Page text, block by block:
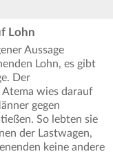
Lohn
Aussage
Lohn, es gibt
Der
wies darauf
gegen
So lebten sie
der Lastwagen,
keine andere